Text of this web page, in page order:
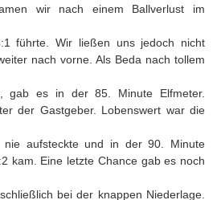
wir nach einem Ballverlust im
führte. Wir ließen uns jedoch nicht
nach vorne. Als Beda nach tollem
gab es in der 85. Minute Elfmeter.
der Gastgeber. Lobenswert war die
nie aufsteckte und in der 90. Minute
kam. Eine letzte Chance gab es noch
bei der knappen Niederlage.